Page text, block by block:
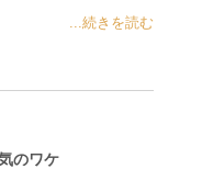
...続きを読む
のワケ